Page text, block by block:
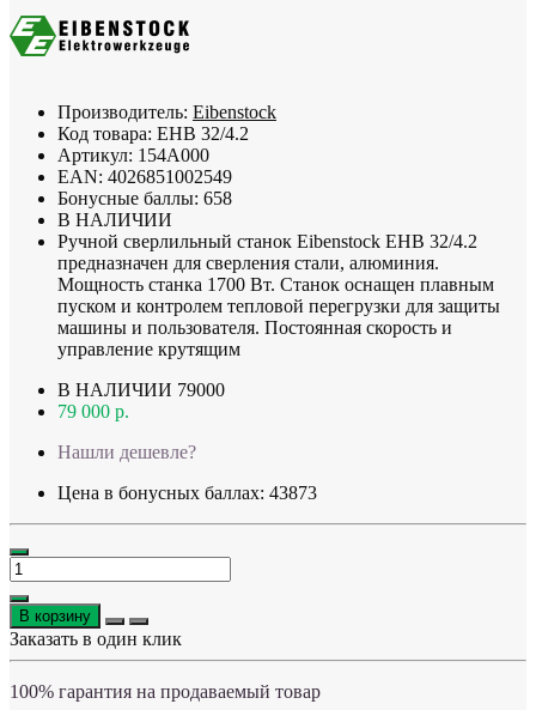
Производитель: Eibenstock
Код товара: EHB 32/4.2
Артикул: 154A000
EAN: 4026851002549
Бонусные баллы: 658
В НАЛИЧИИ
Ручной сверлильный станок Eibenstock EHB 32/4.2
предназначен для сверления стали, алюминия.
Мощность станка 1700 Вт. Станок оснащен плавным
пуском и контролем тепловой перегрузки для защиты
машины и пользователя. Постоянная скорость и
управление крутящим
В НАЛИЧИИ 79000
79 000 р.
Нашли дешевле?
Цена в бонусных баллах: 43873
В корзину
Заказать в один клик
100% гарантия на продаваемый товар